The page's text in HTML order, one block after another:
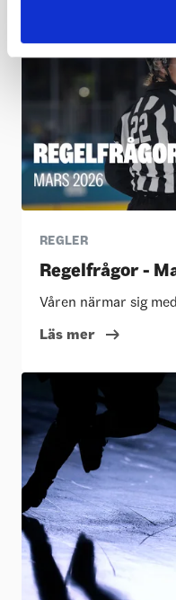
REGLER
Regelfrågor -
Våren närmar sig
Läs mer